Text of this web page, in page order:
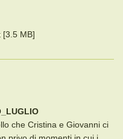
[3.5 MB]
che Cristina e Giovanni ci